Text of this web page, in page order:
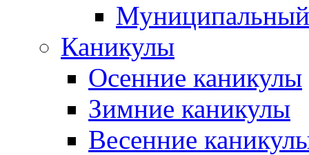
Каникулы
Осенние каникулы
Зимние каникулы
Весенние